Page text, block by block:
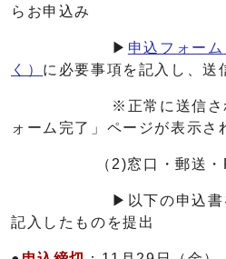
らお申込み
▶ 申込フォーム
く） に必要事項を記入し、送
※正常に送信される
ォーム完了」ページが表示さ
（2)窓口・郵送・
▶以下の申込書を出
記入したものを提出